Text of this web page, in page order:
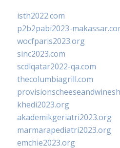
isth2022.com
p2b2pabi2023-
wocfparis2023.org
sinc2023.com
scdlqatar2022-qa.com
thecolumbiagrill.com
khedi2023.org
akademikgeriatri2023.org
marmarapediatri2023.org
emchie2023.org